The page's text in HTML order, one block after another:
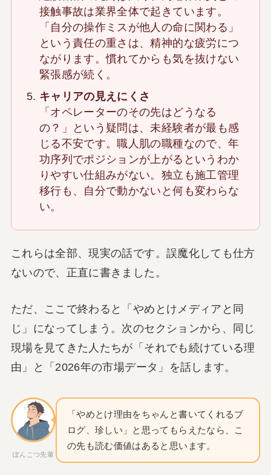
接触事故は業界全体で起きています。
「自分の操作ミスが他人の命に関わる」
という責任の重さは、精神的な疲労につ
ながります。慣れてからも気を抜けない
緊張感が続く。
キャリアの見えにくさ
「オペレーターのその先はどうなる
の？」という疑問は、未経験者が最も感
じる不安です。職人肌の職種なので、年
功序列でポジションが上がるというわか
りやすい仕組みがない。独立も施工管理
移行も、自分で動かないと何も変わらな
い。
これらは全部、現実の話です。誤魔化しても仕方
ないので、正直に書きました。
ただ、ここで終わると「やめとけメディアと同
じ」になってしまう。次のセクションから、同じ
現場を見てきた人たちが「それでも続けている理
由」と「2026年の市場データ」を話します。
ぽんこつ先輩
「やめとけ理由をちゃんと書いてくれるブ
ログ、珍しい」と思ってもらえたなら、こ
の先も読む価値はあると思います。